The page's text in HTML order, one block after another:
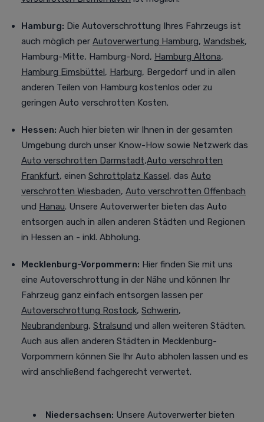
Hamburg: Die Autoverschrottung Ihres Fahrzeugs ist
auch möglich per Autoverwertung Hamburg, Wandsbek,
Hamburg-Mitte, Hamburg-Nord, Hamburg Altona,
Hamburg Eimsbüttel, Harburg, Bergedorf und in allen
anderen Teilen von Hamburg kostenlos oder zu
geringen Auto verschrotten Kosten.
Hessen: Auch hier bieten wir Ihnen in der gesamten
Umgebung durch unser Know-How sowie Netzwerk das
Auto verschrotten Darmstadt,Auto verschrotten
Frankfurt, einen Schrottplatz Kassel, das Auto
verschrotten Wiesbaden, Auto verschrotten Offenbach
und Hanau. Unsere Autoverwerter bieten das Auto
entsorgen auch in allen anderen Städten und Regionen
in Hessen an - inkl. Abholung.
Mecklenburg-Vorpommern: Hier finden Sie mit uns
eine Autoverschrottung in der Nähe und können Ihr
Fahrzeug ganz einfach entsorgen lassen per
Autoverschrottung Rostock, Schwerin,
Neubrandenburg, Stralsund und allen weiteren Städten.
Auch aus allen anderen Städten in Mecklenburg-
Vorpommern können Sie Ihr Auto abholen lassen und es
wird anschließend fachgerecht verwertet.
Niedersachsen: Unsere Autoverwerter bieten